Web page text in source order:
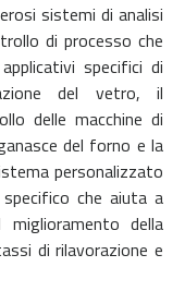
sistemi di analisi
di processo che
specifici di
del vetro, il
delle macchine di
del forno e la
personalizzato
che aiuta a
della
di rilavorazione e